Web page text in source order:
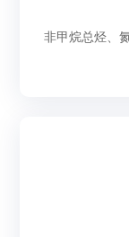
非甲烷总烃、